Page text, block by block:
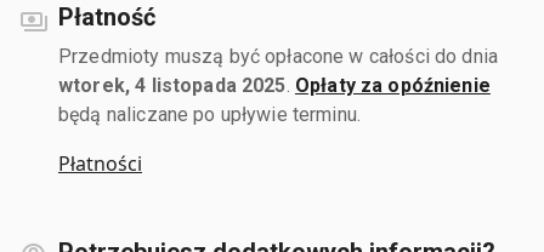
Płatność
Przedmioty muszą być opłacone w całości do dnia
wtorek, 4 listopada 2025 Opłaty za opóźnienie
będą naliczane po upływie terminu.
Płatności